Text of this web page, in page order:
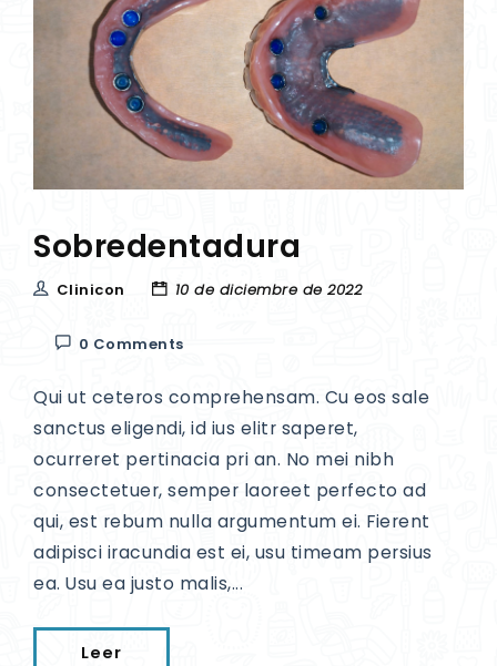
Sobredentadura
Clinicon 10 de diciembre de 2022
0 Comments
Qui ut ceteros comprehensam. Cu eos sale
sanctus eligendi, id ius elitr saperet,
ocurreret pertinacia pri an. No mei nibh
consectetuer, semper laoreet perfecto ad
qui, est rebum nulla argumentum ei. Fierent
adipisci iracundia est ei, usu timeam persius
ea. Usu ea justo malis,...
Leer